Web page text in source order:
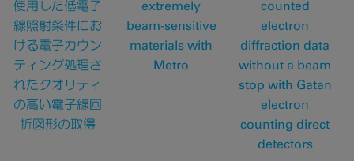
使用した低電子
線照射条件にお
ける電子カウン
ティング処理さ
れたクオリティ
の高い電子線回
折図形の取得
extremely
beam-sensitive
materials with
Metro
counted
electron
diffraction data
without a beam
stop with Gatan
electron
counting direct
detectors